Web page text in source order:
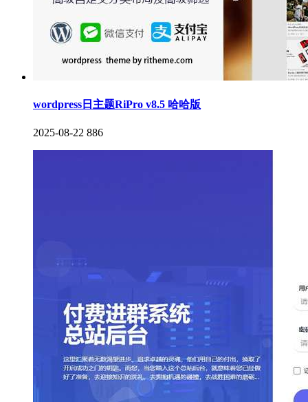
wordpress日主题RiPro v8.5 哈哈版
2025-08-22 886